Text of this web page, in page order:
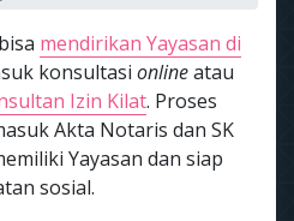
mendirikan Yayasan di
konsultasi onlineatau
Izin Kilat. Proses
Akta Notaris dan SK
Yayasan dan siap
sosial.